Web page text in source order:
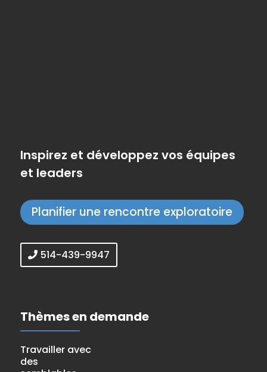
Inspirez et développez vos équipes
et leaders
Planifier une rencontre exploratoire
514-439-9947
Thèmes en demande
Travailler avec
des